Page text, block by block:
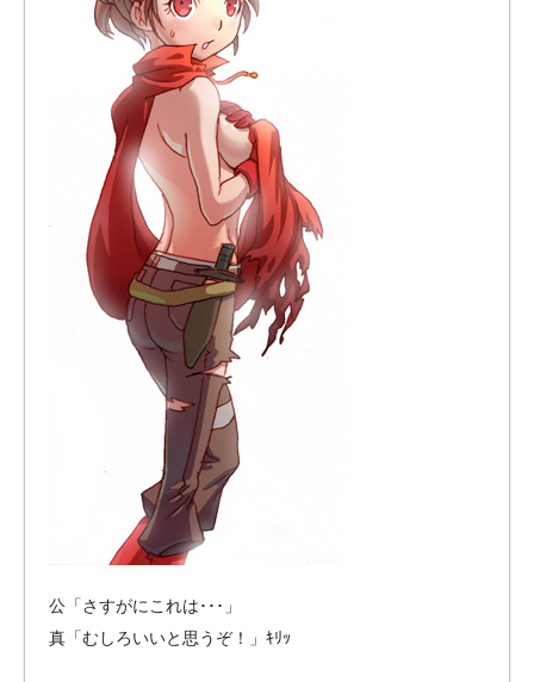
公「さすがにこれは･･･」
真「むしろいいと思うぞ！」ｷﾘｯ